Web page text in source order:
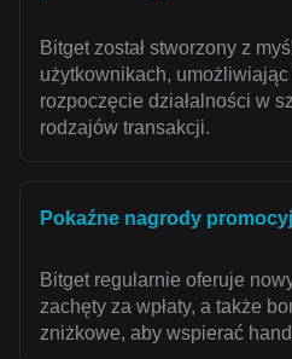
Bitget został stworzony z
użytkownikach,
rozpoczęcie działalności w
rodzajów transakcji.
Pokaźne nagrody
Bitget regularnie oferuje
zachęty za wpłaty, a także
zniżkowe, aby wspierać